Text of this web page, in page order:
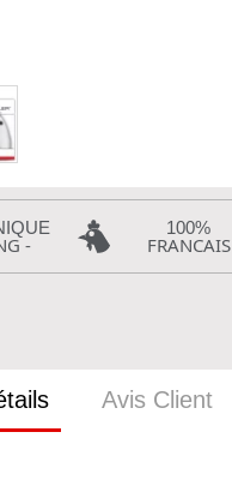
-
100%
FRANCAIS
Avis Client